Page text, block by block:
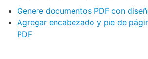
Genere documentos PDF con
Agregar encabezado y pie de
PDF